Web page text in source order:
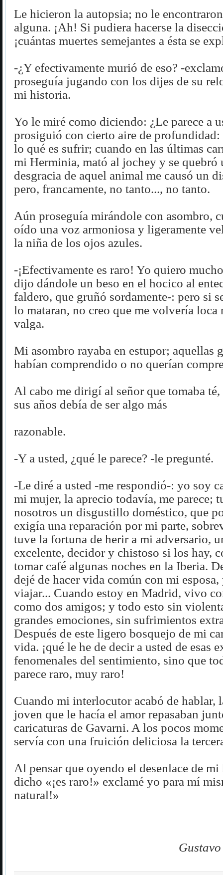
Le hicieron la autopsia; no le
alguna. ¡Ah! Si pudiera hacerse la
¡cuántas muertes semejantes a ésta se
-¿Y efectivamente murió de eso? -
proseguía jugando con los dijes de su
mi historia.
Yo le miré como diciendo: ¿Le parece a
prosiguió con cierto aire de profundidad:
lo qué es sufrir; cuando en las últimas
mi Herminia, mató al jochey y se quebró
desgracia de aquel animal me causó un
pero, francamente, no tanto..., no tanto.
Aún proseguía mirándole con asombro,
oído una voz armoniosa y ligeramente
la niña de los ojos azules.
-¡Efectivamente es raro! Yo quiero
dijo dándole un beso en el hocico al
faldero, que gruñó sordamente-: pero si
lo mataran, no creo que me volvería loca
valga.
Mi asombro rayaba en estupor; aquellas
habían comprendido o no querían
Al cabo me dirigí al señor que tomaba té,
sus años debía de ser algo más
razonable.
-Y a usted, ¿qué le parece? -le pregunté.
-Le diré a usted -me respondió-: yo soy
mi mujer, la aprecio todavía, me parece;
nosotros un disgustillo doméstico, que
exigía una reparación por mi parte,
tuve la fortuna de herir a mi adversario,
excelente, decidor y chistoso si los hay,
tomar café algunas noches en la Iberia.
dejé de hacer vida común con mi
viajar... Cuando estoy en Madrid, vivo
como dos amigos; y todo esto sin
grandes emociones, sin sufrimientos
Después de este ligero bosquejo de mi
vida. ¡qué le he de decir a usted de esas
fenomenales del sentimiento, sino que
parece raro, muy raro!
Cuando mi interlocutor acabó de hablar,
joven que le hacía el amor repasaban
caricaturas de Gavarni. A los pocos
servía con una fruición deliciosa la
Al pensar que oyendo el desenlace de
dicho «¡es raro!» exclamé yo para mí
natural!»